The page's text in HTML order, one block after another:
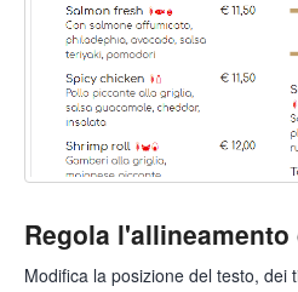
Regola l'allineamento
Modifica la posizione del testo, dei